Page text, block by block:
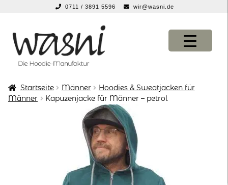
0711 / 3891 5596 wir@wasni.de
Navigation
springen
Inhalt
springen
KONFIGURATOR
KONFIGURATOR
Startseite Männer
Hoodies & Sweatjacken für
Männer
Kapuzenjacke für Männer – petrol